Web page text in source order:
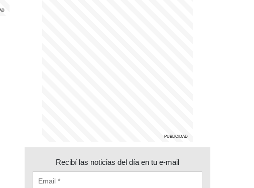
Recibí las noticias del día en tu e-mail